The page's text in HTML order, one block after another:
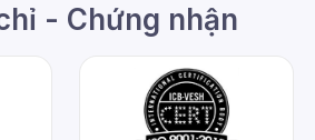
- Chứng nhận